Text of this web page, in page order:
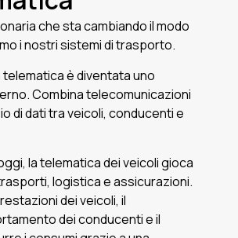
che sta cambiando il modo
i nostri sistemi di trasporto.
è diventata uno
Combina telecomunicazioni
di dati tra veicoli, conducenti e
la telematica dei veicoli gioca
logistica e assicurazioni.
dei veicoli, il
dei conducenti e il